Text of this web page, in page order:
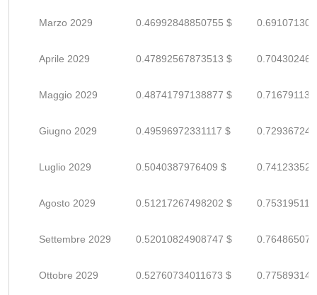
Marzo 2029 0.46992848850755 $
Aprile 2029 0.47892567873513 $
Maggio 2029 0.48741797138877 $
Giugno 2029 0.49596972331117 $
Luglio 2029 0.5040387976409 $
Agosto 2029 0.51217267498202 $
Settembre 2029 0.52010824908747 $
Ottobre 2029 0.52760734011673 $